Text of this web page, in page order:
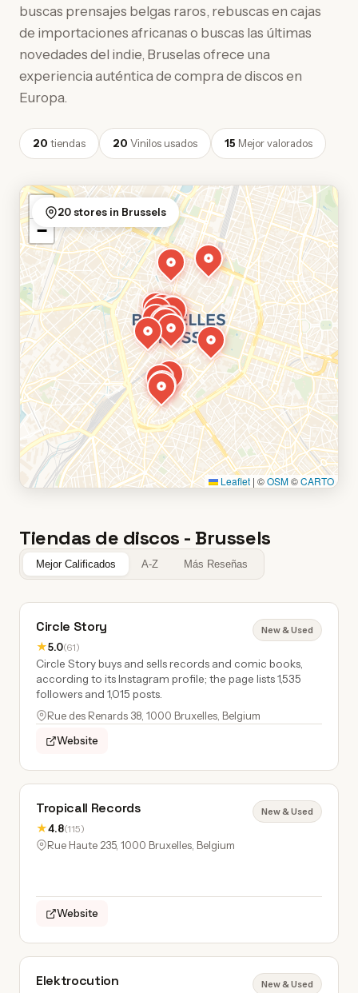
buscas prensajes belgas raros, rebuscas en cajas
de importaciones africanas o buscas las últimas
novedades del indie, Bruselas ofrece una
experiencia auténtica de compra de discos en
Europa.
20 tiendas 20 Vinilos usados 15 Mejor valorados
+
−
Leaflet | ©OSM©CARTO
20 stores in Brussels
Tiendas de discos - Brussels
Mejor Calificados A-Z Más Reseñas
Circle Story
★5.0(61)
New & Used
Circle Story buys and sells records and comic books,
according to its Instagram profile; the page lists 1,535
followers and 1,015 posts.
Rue des Renards 38, 1000 Bruxelles, Belgium
Website
Tropicall Records
★4.8(115)
New & Used
Rue Haute 235, 1000 Bruxelles, Belgium
Website
Elektrocution New & Used